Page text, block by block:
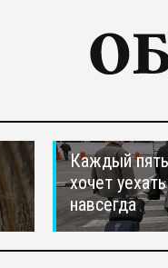
Каждый
хочет
навсегда